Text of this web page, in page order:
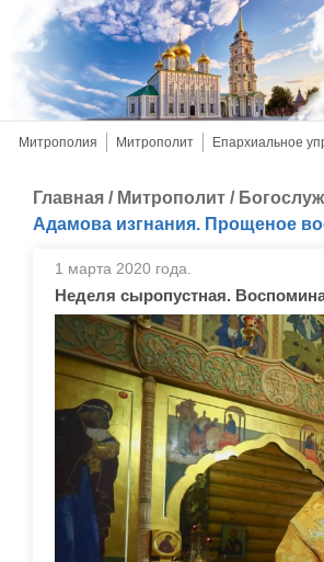
Митрополия Митрополит Епархиальное
Главная / Митрополит /
Адамова изгнания. Прощеное
1 марта 2020 года.
Неделя сыропустная.